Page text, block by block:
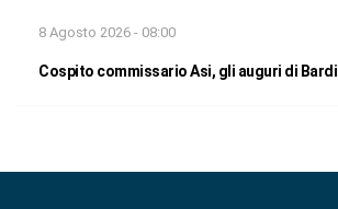
8 Agosto 2026 - 08:00
Cospito commissario Asi, gli auguri di Bardi